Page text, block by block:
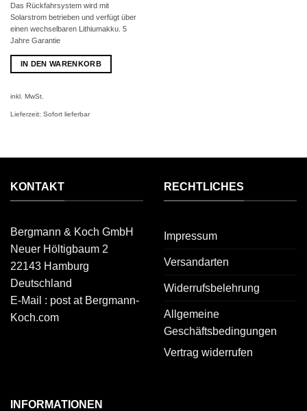
Das Rückfahrsystem wird mit
Solarstrom betrieben und verfügt über
einen wechselbaren Lithiumakku. 5
Jahre Garantie
IN DEN WARENKORB
inkl. MwSt.
Lieferzeit: Sofort lieferbar
KONTAKT
Bergmann & Koch GmbH
Neuer Höltigbaum 2
22143 Hamburg
Deutschland
E-Mail : post at Bergmann-
Koch.com
RECHTLICHES
Impressum
Versandarten
Widerrufsbelehrung
Allgemeine
Geschäftsbedingungen
Vertrag widerrufen
INFORMATIONEN